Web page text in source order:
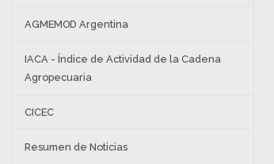
AGMEMOD Argentina
IACA - Índice de Actividad de la Cadena
Agropecuaria
CICEC
Resumen de Noticias